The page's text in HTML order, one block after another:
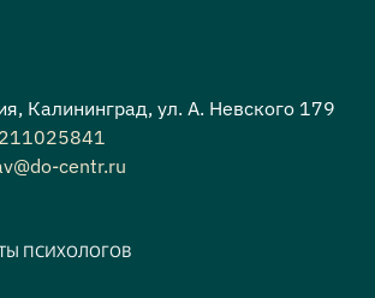
Калининград, ул. А. Невского 179
centr.ru
ПСИХОЛОГОВ